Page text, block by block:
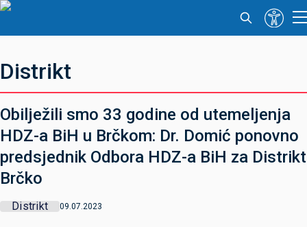
Distrikt
Obilježili smo 33 godine od utemeljenja
HDZ-a BiH u Brčkom: Dr. Domić ponovno
predsjednik Odbora HDZ-a BiH za Distrikt
Brčko
Distrikt 09.07.2023